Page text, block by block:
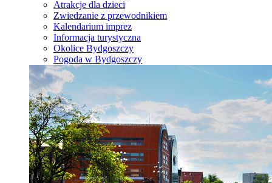
Atrakcje dla dzieci
Zwiedzanie z przewodnikiem
Kalendarium imprez
Informacja turystyczna
Okolice Bydgoszczy
Pogoda w Bydgoszczy